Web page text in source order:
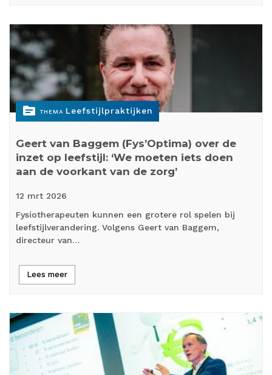
topic THEMA Leefstijlpraktijken
Geert van Baggem (Fys’Optima) over de
inzet op leefstijl: ‘We moeten iets doen
aan de voorkant van de zorg’
12 mrt 2026
Fysiotherapeuten kunnen een grotere rol spelen bij
leefstijlverandering. Volgens Geert van Baggem,
directeur van…
Lees meer